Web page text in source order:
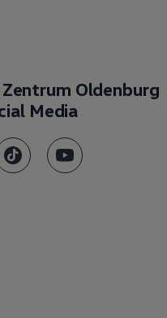
Oldenburg
Media